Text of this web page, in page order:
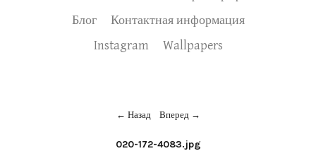
Блог
Контактная информация
Instagram
Wallpapers
Назад Вперед
020-172-4083.jpg